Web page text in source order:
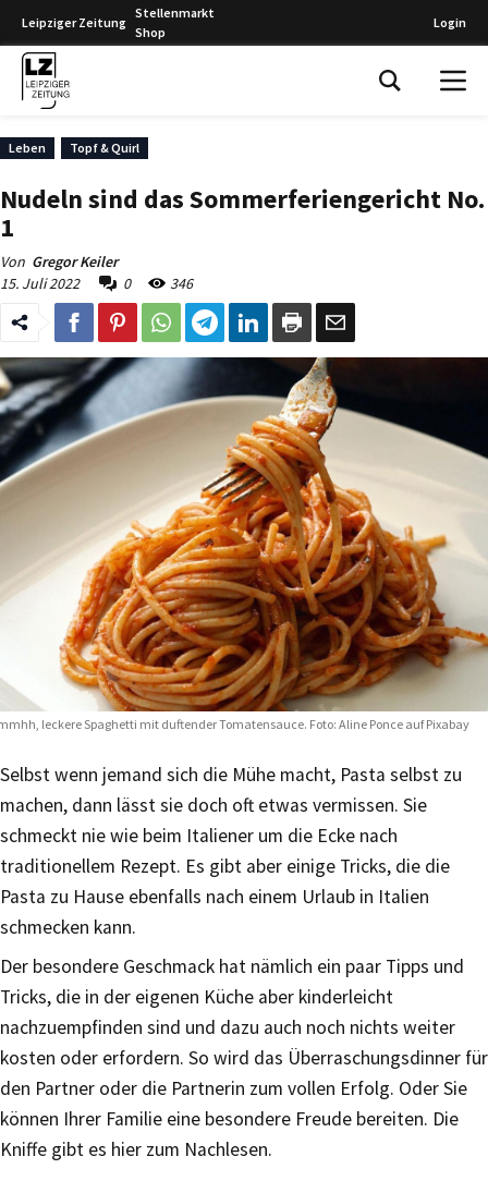
Leipziger Zeitung
Stellenmarkt
Shop
Login
Leben Topf & Quirl
Nudeln sind das Sommerferiengericht No.
1
Von Gregor Keiler
15. Juli 2022
0 346
leckere Spaghetti mit duftender Tomatensauce. Foto: Aline Ponce auf Pixabay
Selbst wenn jemand sich die Mühe macht, Pasta selbst zu
machen, dann lässt sie doch oft etwas vermissen. Sie
schmeckt nie wie beim Italiener um die Ecke nach
traditionellem Rezept. Es gibt aber einige Tricks, die die
Pasta zu Hause ebenfalls nach einem Urlaub in Italien
schmecken kann.
Der besondere Geschmack hat nämlich ein paar Tipps und
Tricks, die in der eigenen Küche aber kinderleicht
nachzuempfinden sind und dazu auch noch nichts weiter
kosten oder erfordern. So wird das Überraschungsdinner für
den Partner oder die Partnerin zum vollen Erfolg. Oder Sie
können Ihrer Familie eine besondere Freude bereiten. Die
Kniffe gibt es hier zum Nachlesen.